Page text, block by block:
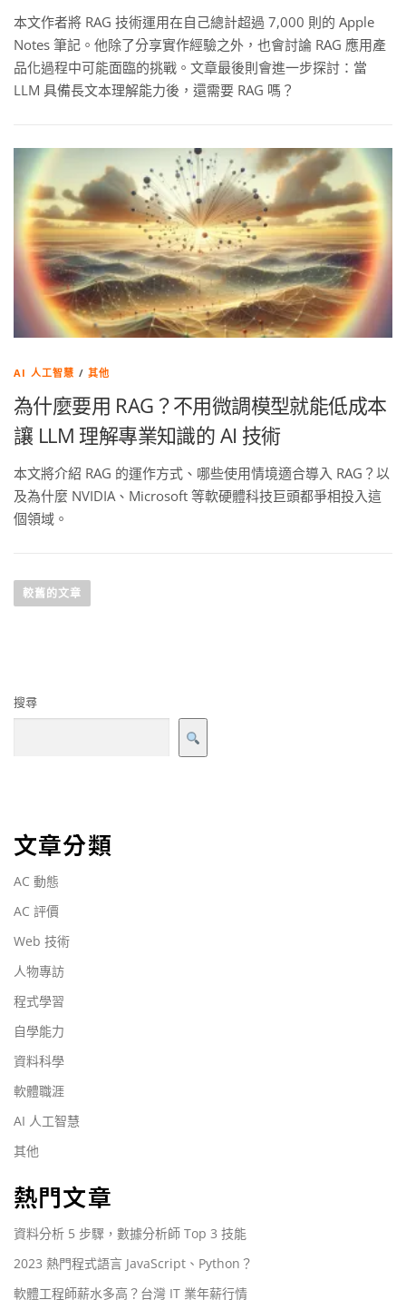
本文作者將 RAG 技術運用在自己總計超過 7,000 則的 Apple
Notes 筆記。他除了分享實作經驗之外，也會討論 RAG 應用產
品化過程中可能面臨的挑戰。文章最後則會進一步探討：當
LLM 具備長文本理解能力後，還需要 RAG 嗎？
AI 人工智慧 /其他
為什麼要用 RAG？不用微調模型就能低成本
讓 LLM 理解專業知識的 AI 技術
本文將介紹 RAG 的運作方式、哪些使用情境適合導入 RAG？以
及為什麼 NVIDIA、Microsoft 等軟硬體科技巨頭都爭相投入這
個領域。
較舊的文章
搜尋
文章分類
AC 動態
AC 評價
Web 技術
人物專訪
程式學習
自學能力
資料科學
軟體職涯
AI 人工智慧
其他
熱門文章
資料分析 5 步驟，數據分析師 Top 3 技能
2023 熱門程式語言 JavaScript、Python？
軟體工程師薪水多高？台灣 IT 業年薪行情